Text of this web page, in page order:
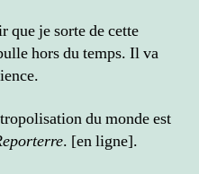
que je sorte de cette
hors du temps. Il va
du monde est
. [en ligne].